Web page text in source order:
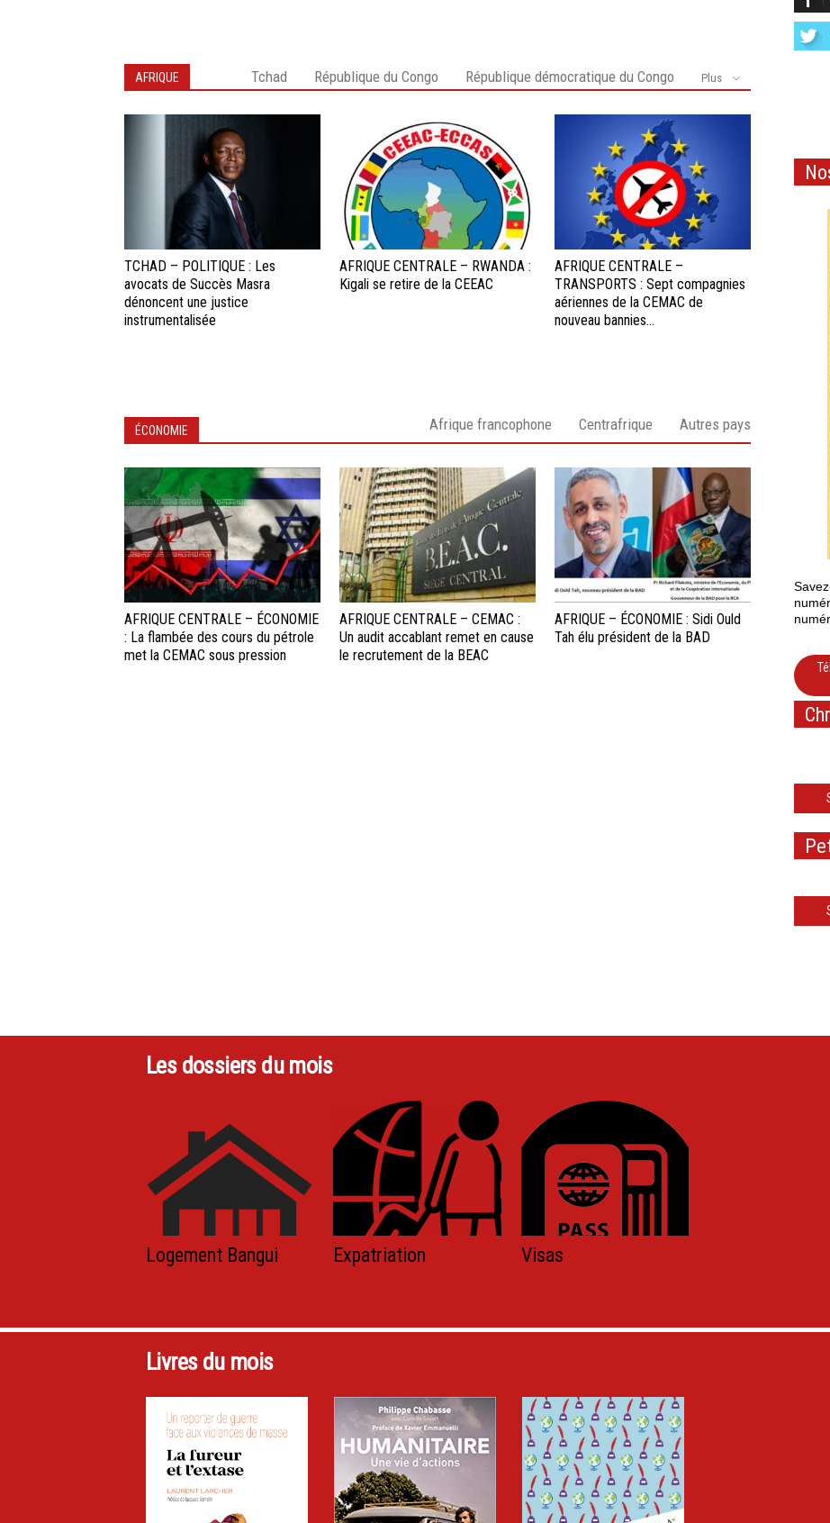
AFRIQUE Tchad République du Congo République démocratique du Congo Plus
TCHAD – POLITIQUE : Les
avocats de Succès Masra
dénoncent une justice
instrumentalisée
AFRIQUE CENTRALE – RWANDA :
Kigali se retire de la CEEAC
AFRIQUE CENTRALE –
TRANSPORTS : Sept compagnies
aériennes de la CEMAC de
nouveau bannies...
ÉCONOMIE Afrique francophone Centrafrique Autres pays
AFRIQUE CENTRALE – ÉCONOMIE
: La flambée des cours du pétrole
met la CEMAC sous pression
AFRIQUE CENTRALE – CEMAC :
Un audit accablant remet en cause
le recrutement de la BEAC
AFRIQUE – ÉCONOMIE : Sidi Ould
Tah élu président de la BAD
Les dossiers du mois
Logement Bangui Expatriation Visas
Livres du mois